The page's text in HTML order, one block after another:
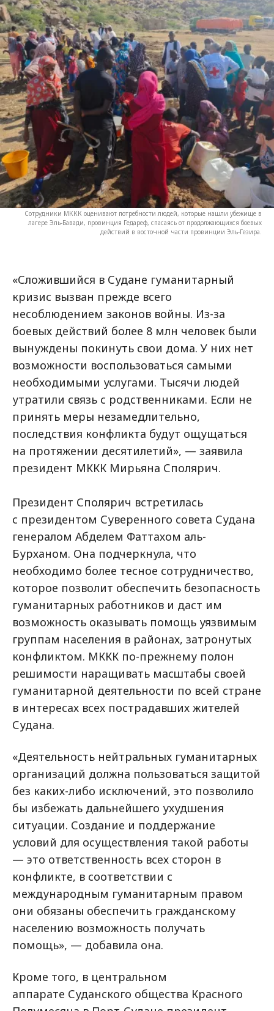
Сотрудники МККК оценивают потребности людей, которые нашли убежище в
лагере Эль-Бавади, провинция Гедареф, спасаясь от продолжающихся боевых
действий в восточной части провинции Эль-Гезира.
«Сложившийся в Судане гуманитарный
кризис вызван прежде всего
несоблюдением законов войны. Из-за
боевых действий более 8 млн человек были
вынуждены покинуть свои дома. У них нет
возможности воспользоваться самыми
необходимыми услугами. Тысячи людей
утратили связь с родственниками. Если не
принять меры незамедлительно,
последствия конфликта будут ощущаться
на протяжении десятилетий», — заявила
президент МККК Мирьяна Сполярич.
Президент Сполярич встретилась
с президентом Суверенного совета Судана
генералом Абделем Фаттахом аль-
Бурханом. Она подчеркнула, что
необходимо более тесное сотрудничество,
которое позволит обеспечить безопасность
гуманитарных работников и даст им
возможность оказывать помощь уязвимым
группам населения в районах, затронутых
конфликтом. МККК по-прежнему полон
решимости наращивать масштабы своей
гуманитарной деятельности по всей стране
в интересах всех пострадавших жителей
Судана.
«Деятельность нейтральных гуманитарных
организаций должна пользоваться защитой
без каких-либо исключений, это позволило
бы избежать дальнейшего ухудшения
ситуации. Создание и поддержание
условий для осуществления такой работы
— это ответственность всех сторон в
конфликте, в соответствии с
международным гуманитарным правом
они обязаны обеспечить гражданскому
населению возможность получать
помощь», — добавила она.
Кроме того, в центральном
аппарате Суданского общества Красного